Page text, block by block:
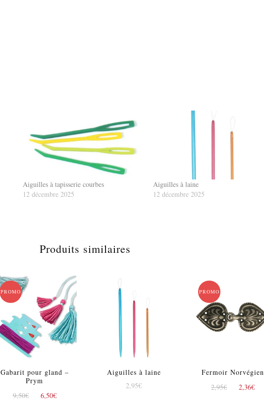
Aiguilles à tapisserie courbes
12 décembre 2025
Aiguilles à laine
12 décembre 2025
Produits similaires
PROMO !
Gabarit pour gland –
Prym
9,50€
Le6,50€
Aiguilles à laine
2,95€
PROMO !
Fermoir Norvégien
2,95€
Le2,36€